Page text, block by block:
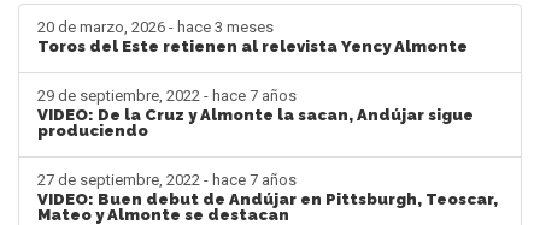
20 de marzo, 2026 - hace 3 meses
Toros del Este retienen al relevista Yency Almonte
29 de septiembre, 2022 - hace 7 años
VIDEO: De la Cruz y Almonte la sacan, Andújar sigue
produciendo
27 de septiembre, 2022 - hace 7 años
VIDEO: Buen debut de Andújar en Pittsburgh, Teoscar,
Mateo y Almonte se destacan